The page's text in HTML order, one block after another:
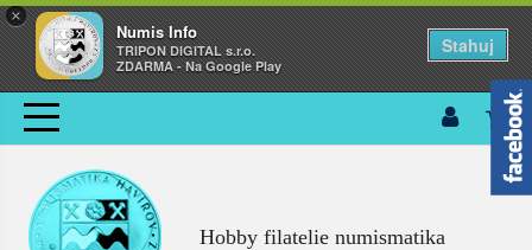
×
Numis Info
TRIPON DIGITAL s.r.o.
ZDARMA - Na Google Play
Stahuj
Hobby filatelie numismatika